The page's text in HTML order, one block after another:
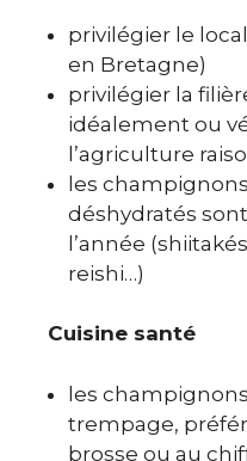
privilégier le
en Bretagne)
privilégier la
idéalement ou
l’agriculture
les
déshydratés
l’année
reishi…)
Cuisine santé
les
trempage,
brosse ou au